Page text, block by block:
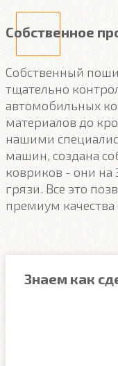
Собственное
Собственный
тщательно
автомобильных
материалов до
нашими
машин, создана
ковриков - они
грязи. Все это
премиум качества
Знаем как